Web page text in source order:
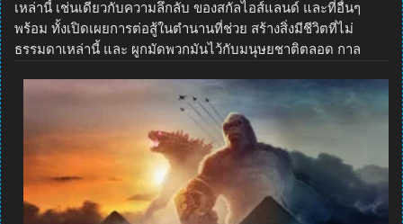
เหล่านี้ เช่นเดียวกับความลึกลับ ของสกัลไอส์แลนด์ และที่อื่นๆ
พร้อม ทั้งเปิดเผยการต่อสู้ในตำนานที่ช่วย สร้างสิ่งมีชีวิตที่ไม่
ธรรมดาเหล่านี้ และ ผูกมัดพวกมันไว้กับมนุษยชาติตลอด กาล